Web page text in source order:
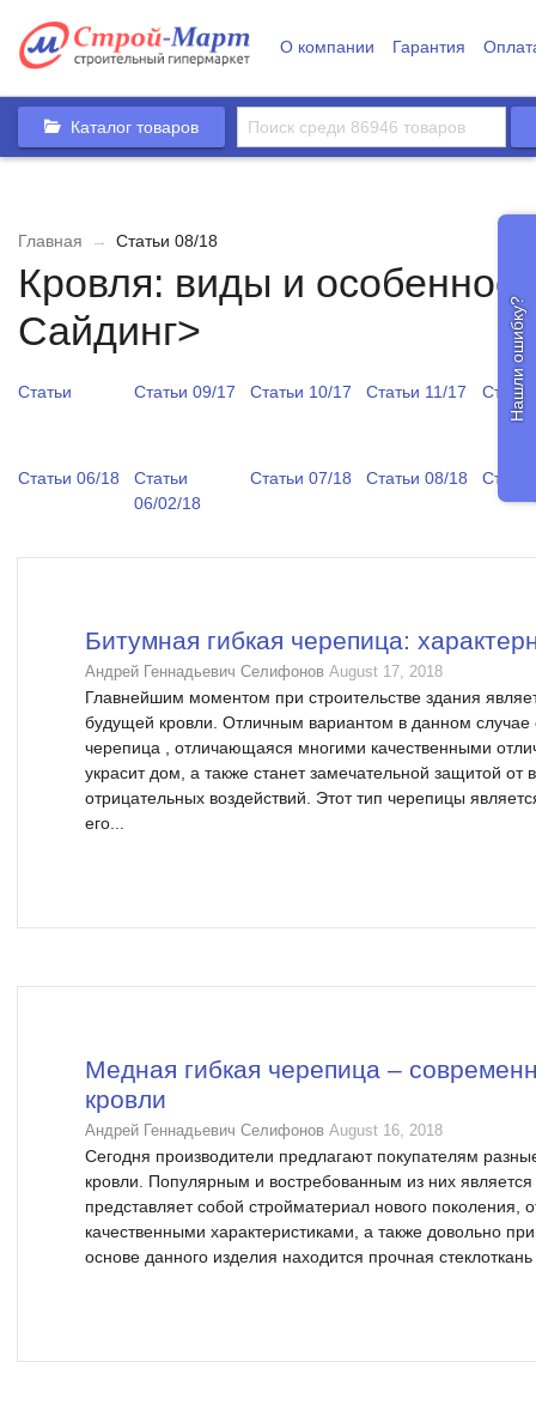
О компании Гарантия
Каталог товаров
Главная → Статьи 08/18
Кровля: виды и
Сайдинг>
Статьи Статьи 09/17 Статьи 10/17 Статьи 11/17
Статьи 06/18
Статьи
06/02/18
Статьи 07/18 Статьи 08/18
Битумная гибкая черепица:
Андрей Геннадьевич Селифонов August 17, 2018
Главнейшим моментом при строительстве здания
будущей кровли. Отличным вариантом в данном случае
черепица , отличающаяся многими качественными
украсит дом, а также станет замечательной защитой
отрицательных воздействий. Этот тип черепицы
его...
Медная гибкая черепица –
кровли
Андрей Геннадьевич Селифонов August 16, 2018
Сегодня производители предлагают покупателям
кровли. Популярным и востребованным из них
представляет собой стройматериал нового
качественными характеристиками, а также довольно
основе данного изделия находится прочная
Нашли ошибку?